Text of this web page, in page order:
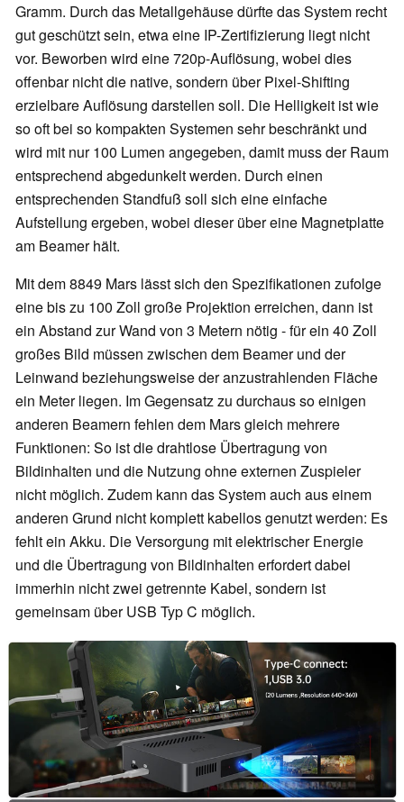
Gramm. Durch das Metallgehäuse dürfte das System recht
gut geschützt sein, etwa eine IP-Zertifizierung liegt nicht
vor. Beworben wird eine 720p-Auflösung, wobei dies
offenbar nicht die native, sondern über Pixel-Shifting
erzielbare Auflösung darstellen soll. Die Helligkeit ist wie
so oft bei so kompakten Systemen sehr beschränkt und
wird mit nur 100 Lumen angegeben, damit muss der Raum
entsprechend abgedunkelt werden. Durch einen
entsprechenden Standfuß soll sich eine einfache
Aufstellung ergeben, wobei dieser über eine Magnetplatte
am Beamer hält.
Mit dem 8849 Mars lässt sich den Spezifikationen zufolge
eine bis zu 100 Zoll große Projektion erreichen, dann ist
ein Abstand zur Wand von 3 Metern nötig - für ein 40 Zoll
großes Bild müssen zwischen dem Beamer und der
Leinwand beziehungsweise der anzustrahlenden Fläche
ein Meter liegen. Im Gegensatz zu durchaus so einigen
anderen Beamern fehlen dem Mars gleich mehrere
Funktionen: So ist die drahtlose Übertragung von
Bildinhalten und die Nutzung ohne externen Zuspieler
nicht möglich. Zudem kann das System auch aus einem
anderen Grund nicht komplett kabellos genutzt werden: Es
fehlt ein Akku. Die Versorgung mit elektrischer Energie
und die Übertragung von Bildinhalten erfordert dabei
immerhin nicht zwei getrennte Kabel, sondern ist
gemeinsam über USB Typ C möglich.